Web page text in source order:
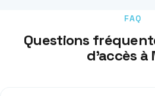
FAQ
Questions
d'accès à